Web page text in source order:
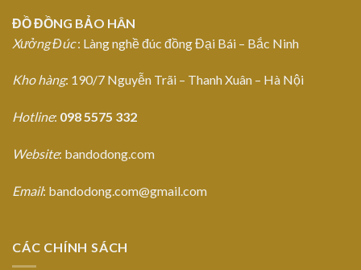
ĐỒ ĐỒNG BẢO HÂN
Xưởng Đúc: Làng nghề đúc đồng Đại Bái – Bắc Ninh
Kho hàng: 190/7 Nguyễn Trãi – Thanh Xuân – Hà Nội
Hotline: 098 5575 332
Website: bandodong.com
Email: bandodong.com@gmail.com
CÁC CHÍNH SÁCH